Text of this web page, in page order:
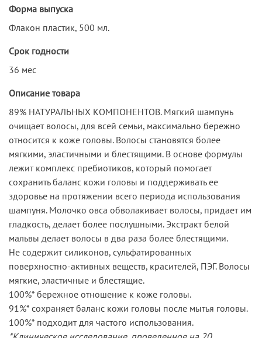
Форма выпуска
Флакон пластик, 500 мл.
Срок годности
36 мес
Описание товара
89% НАТУРАЛЬНЫХ КОМПОНЕНТОВ. Мягкий шампунь
очищает волосы, для всей семьи, максимально бережно
относится к коже головы. Волосы становятся более
мягкими, эластичными и блестящими. В основе формулы
лежит комплекс пребиотиков, который помогает
сохранить баланс кожи головы и поддерживать ее
здоровье на протяжении всего периода использования
шампуня. Молочко овса обволакивает волосы, придает им
гладкость, делает более послушными. Экстракт белой
мальвы делает волосы в два раза более блестящими.
Не содержит силиконов, сульфатированных
поверхностно-активных веществ, красителей, ПЭГ. Волосы
мягкие, эластичные и блестящие.
100%* бережное отношение к коже головы.
91%* сохраняет баланс кожи головы после мытья головы.
100%* подходит для частого использования.